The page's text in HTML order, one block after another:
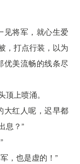
见将军，就心生爱
，打点行装，以为
优美流畅的线条尽
上喷涌。
大红人呢，迟早都
息？”
，也是虚的！”